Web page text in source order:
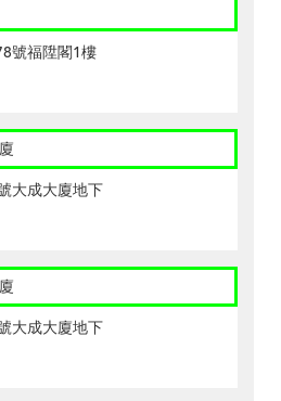
號福陞閣1樓
大成大廈地下
大成大廈地下